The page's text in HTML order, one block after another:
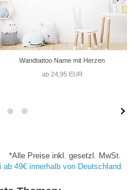
Wandtattoo Name mit Herzen
ab 24,95 EUR
*Alle Preise inkl. gesetzl. MwSt.
ab 49€ innerhalb von Deutschland